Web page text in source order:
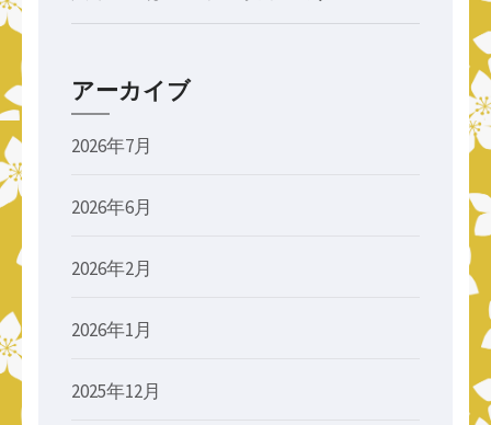
アーカイブ
2026年7月
2026年6月
2026年2月
2026年1月
2025年12月